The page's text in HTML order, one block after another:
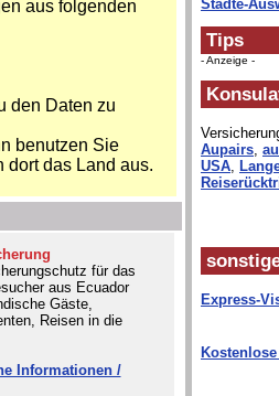
aus folgenden
den Daten zu
benutzen Sie
dort das Land aus.
für das
aus Ecuador
Gäste,
Reisen in die
Informationen /
Städte-
Tips
- Anzeige -
Aupairs,
USA,
Express-